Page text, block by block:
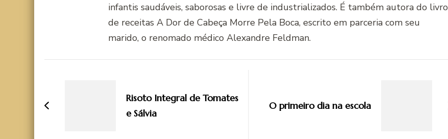
infantis saudáveis, saborosas e livre de industrializados. É também autora do livro
de receitas A Dor de Cabeça Morre Pela Boca, escrito em parceria com seu
marido, o renomado médico Alexandre Feldman.
post
Risoto Integral de Tomates
e Sálvia
O primeiro dia na escola